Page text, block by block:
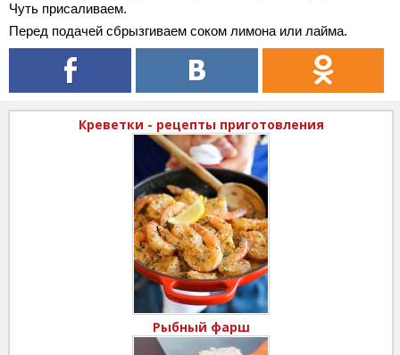
Чуть присаливаем.
Перед подачей сбрызгиваем соком лимона или лайма.
Креветки - рецепты приготовления
Рыбный фарш